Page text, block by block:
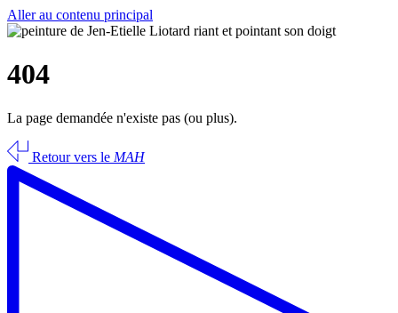
Aller au contenu principal
404
La page demandée n'existe pas (ou plus).
Retour vers le MAH